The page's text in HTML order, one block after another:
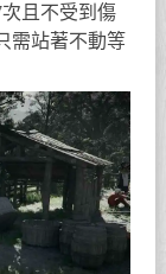
且不受到傷
需站著不動等